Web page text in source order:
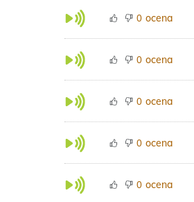
0 ocena
0 ocena
0 ocena
0 ocena
0 ocena